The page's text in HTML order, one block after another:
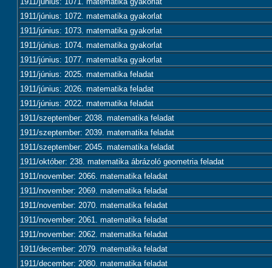
1911/június: 1072. matematika gyakorlat
1911/június: 1073. matematika gyakorlat
1911/június: 1074. matematika gyakorlat
1911/június: 1077. matematika gyakorlat
1911/június: 2025. matematika feladat
1911/június: 2026. matematika feladat
1911/június: 2022. matematika feladat
1911/szeptember: 2038. matematika feladat
1911/szeptember: 2039. matematika feladat
1911/szeptember: 2045. matematika feladat
1911/október: 238. matematika ábrázoló geometria feladat
1911/november: 2066. matematika feladat
1911/november: 2069. matematika feladat
1911/november: 2070. matematika feladat
1911/november: 2061. matematika feladat
1911/november: 2062. matematika feladat
1911/december: 2079. matematika feladat
1911/december: 2080. matematika feladat